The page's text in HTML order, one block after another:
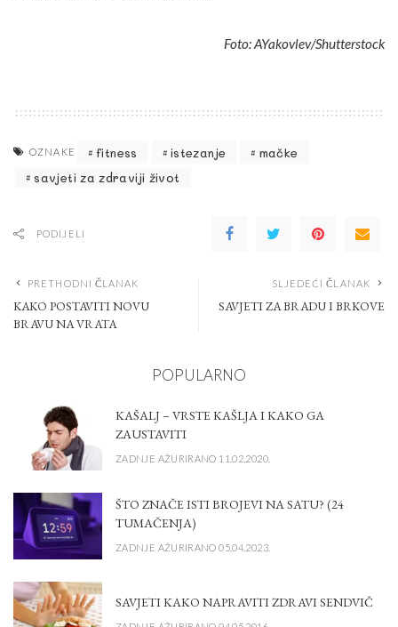
Foto: AYakovlev/Shutterstock
OZNAKE fitness istezanje
mačke
savjeti za zdraviji život
PODIJELI
PRETHODNI ČLANAK
KAKO POSTAVITI NOVU
BRAVU NA VRATA
SLJEDEĆI ČLANAK
SAVJETI ZA BRADU I BRKOVE
POPULARNO
KAŠALJ – VRSTE KAŠLJA I KAKO GA
ZAUSTAVITI
ZADNJE AŽURIRANO 11.02.2020.
ŠTO ZNAČE ISTI BROJEVI NA SATU? (24
TUMAČENJA)
ZADNJE AŽURIRANO 05.04.2023.
SAVJETI KAKO NAPRAVITI ZDRAVI SENDVIČ